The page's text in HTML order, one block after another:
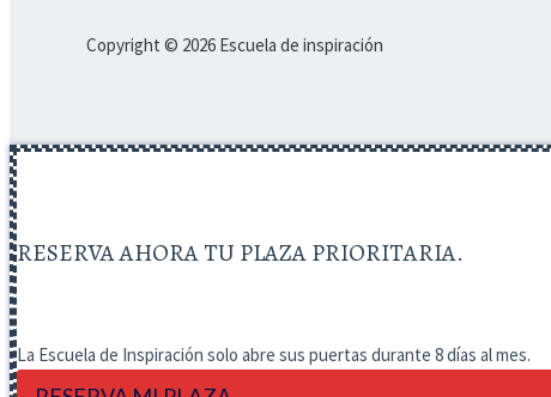
Copyright © 2026 Escuela de inspiración
RESERVA AHORA TU PLAZA PRIORITARIA.
La Escuela de Inspiración solo abre sus puertas durante 8 días al mes.